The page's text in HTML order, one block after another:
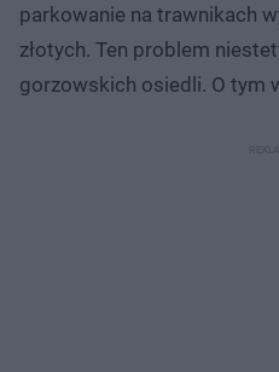
parkowanie na trawnikach
złotych. Ten problem
gorzowskich osiedli. O tym